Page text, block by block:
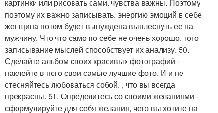
картинки или рисовать сами. чувства важны. Поэтому
поэтому их важно записывать. энергию эмоций в себе
женщина потом будет вынуждена выплеснуть ее на
мужчину. Что что само по себе не очень хорошо. того
записывание мыслей способствует их анализу. 50.
Сделайте альбом своих красивых фотографий -
наклейте в него свои самые лучшие фото. И и не
стесняйтесь любоваться собой. , что вы всегда
прекрасны. 51. Определитесь со своими желаниями -
сформулируйте для себя желания, чего вы хотите на